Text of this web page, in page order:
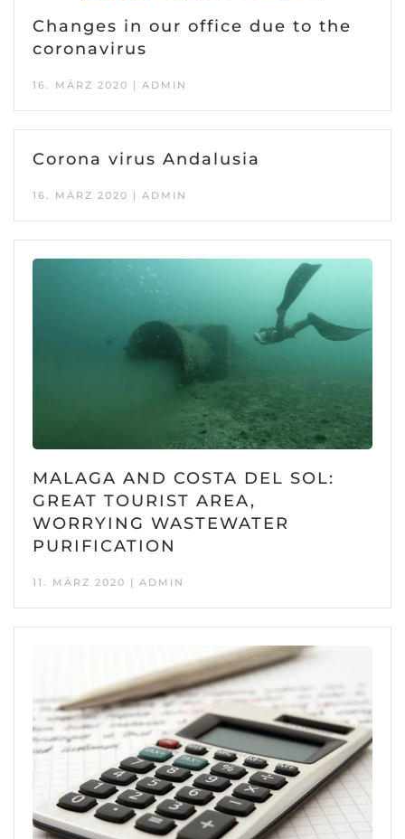
Changes in our office due to the
coronavirus
16. MÄRZ 2020 | ADMIN
Corona virus Andalusia
16. MÄRZ 2020 | ADMIN
MALAGA AND COSTA DEL SOL:
GREAT TOURIST AREA,
WORRYING WASTEWATER
PURIFICATION
11. MÄRZ 2020 | ADMIN